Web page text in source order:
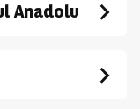
Anadolu